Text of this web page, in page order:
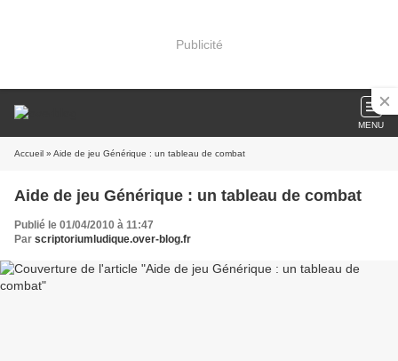
Publicité
MENU
Accueil » Aide de jeu Générique : un tableau de combat
Aide de jeu Générique : un tableau de combat
Publié le 01/04/2010 à 11:47
Par scriptoriumludique.over-blog.fr